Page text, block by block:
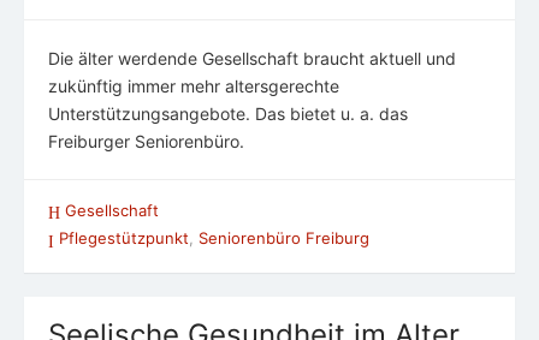
Die älter werdende Gesellschaft braucht aktuell und
zukünftig immer mehr altersgerechte
Unterstützungsangebote. Das bietet u. a. das
Freiburger Seniorenbüro.
Gesellschaft
Pflegestützpunkt, Seniorenbüro Freiburg